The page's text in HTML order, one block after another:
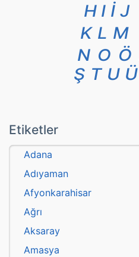
H I İ J
K L M
N O Ö
Ş T U Ü
Etiketler
Adana
Adıyaman
Afyonkarahisar
Ağrı
Aksaray
Amasya